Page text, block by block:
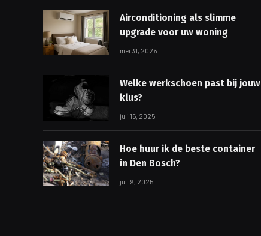
Airconditioning als slimme
upgrade voor uw woning
mei 31, 2026
Welke werkschoen past bij jouw
klus?
juli 15, 2025
Hoe huur ik de beste container
in Den Bosch?
juli 9, 2025